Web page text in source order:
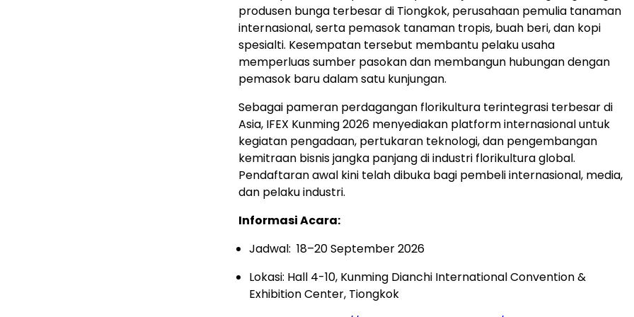
produsen bunga terbesar di Tiongkok, perusahaan pemulia tanaman
internasional, serta pemasok tanaman tropis, buah beri, dan kopi
spesialti. Kesempatan tersebut membantu pelaku usaha
memperluas sumber pasokan dan membangun hubungan dengan
pemasok baru dalam satu kunjungan.
Sebagai pameran perdagangan florikultura terintegrasi terbesar di
Asia, IFEX Kunming 2026 menyediakan platform internasional untuk
kegiatan pengadaan, pertukaran teknologi, dan pengembangan
kemitraan bisnis jangka panjang di industri florikultura global.
Pendaftaran awal kini telah dibuka bagi pembeli internasional, media,
dan pelaku industri.
Informasi Acara:
Jadwal: 18–20 September 2026
Lokasi: Hall 4-10, Kunming Dianchi International Convention &
Exhibition Center, Tiongkok